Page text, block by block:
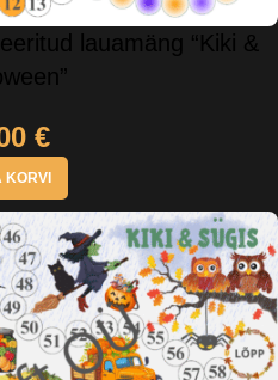
lauamäng “Kiki &
€
KORVI